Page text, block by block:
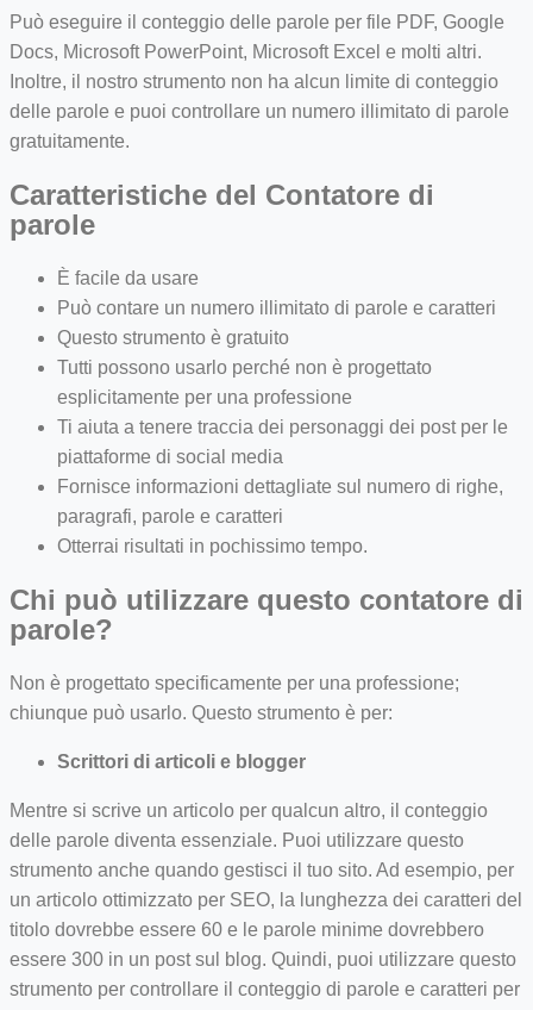
Può eseguire il conteggio delle parole per file PDF, Google
Docs, Microsoft PowerPoint, Microsoft Excel e molti altri.
Inoltre, il nostro strumento non ha alcun limite di conteggio
delle parole e puoi controllare un numero illimitato di parole
gratuitamente.
Caratteristiche del Contatore di
parole
È facile da usare
Può contare un numero illimitato di parole e caratteri
Questo strumento è gratuito
Tutti possono usarlo perché non è progettato
esplicitamente per una professione
Ti aiuta a tenere traccia dei personaggi dei post per le
piattaforme di social media
Fornisce informazioni dettagliate sul numero di righe,
paragrafi, parole e caratteri
Otterrai risultati in pochissimo tempo.
Chi può utilizzare questo contatore di
parole?
Non è progettato specificamente per una professione;
chiunque può usarlo. Questo strumento è per:
Scrittori di articoli e blogger
Mentre si scrive un articolo per qualcun altro, il conteggio
delle parole diventa essenziale. Puoi utilizzare questo
strumento anche quando gestisci il tuo sito. Ad esempio, per
un articolo ottimizzato per SEO, la lunghezza dei caratteri del
titolo dovrebbe essere 60 e le parole minime dovrebbero
essere 300 in un post sul blog. Quindi, puoi utilizzare questo
strumento per controllare il conteggio di parole e caratteri per